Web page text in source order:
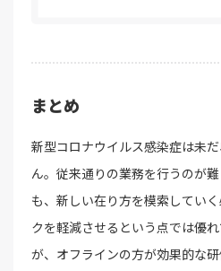
まとめ
新型コロナウイルス感染症は未
ん。従来通りの業務を行うのが
も、新しい在り方を模索してい
クを軽減させるという点では優
が、オフラインの方が効果的な